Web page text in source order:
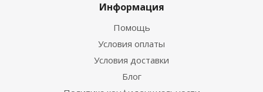
Информация
Помощь
Условия оплаты
Условия доставки
Блог